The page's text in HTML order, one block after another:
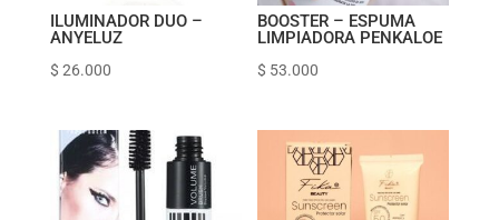
ILUMINADOR DUO –
ANYELUZ
$ 26.000
BOOSTER – ESPUMA
LIMPIADORA PENKALOE
$ 53.000